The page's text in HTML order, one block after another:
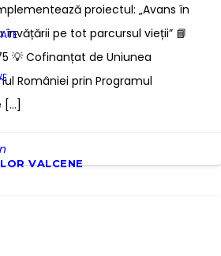
VALCENE
proiectul: „Avans în
învățării pe tot parcursul vieții” 📘
💡 Cofinanțat de Uniunea
României prin Programul
[…]